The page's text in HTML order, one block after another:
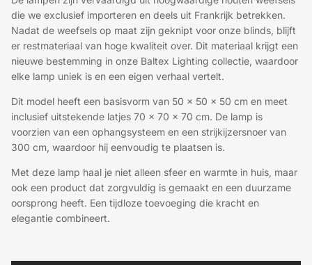
die we exclusief importeren en deels uit Frankrijk betrekken.
Nadat de weefsels op maat zijn geknipt voor onze blinds, blijft
er restmateriaal van hoge kwaliteit over. Dit materiaal krijgt een
nieuwe bestemming in onze Baltex Lighting collectie, waardoor
elke lamp uniek is en een eigen verhaal vertelt.
Dit model heeft een basisvorm van 50 x 50 x 50 cm en meet
inclusief uitstekende latjes 70 x 70 x 70 cm. De lamp is
voorzien van een ophangsysteem en een strijkijzersnoer van
300 cm, waardoor hij eenvoudig te plaatsen is.
Met deze lamp haal je niet alleen sfeer en warmte in huis, maar
ook een product dat zorgvuldig is gemaakt en een duurzame
oorsprong heeft. Een tijdloze toevoeging die kracht en
elegantie combineert.